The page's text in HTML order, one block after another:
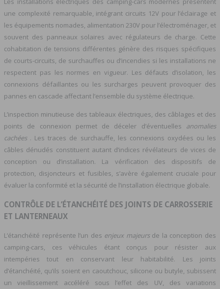
une complexité remarquable, intégrant circuits 12V pour l’éclairage et
les équipements nomades, alimentation 230V pour l’électroménager, et
souvent des panneaux solaires avec régulateurs de charge. Cette
cohabitation de tensions différentes génère des risques spécifiques
de courts-circuits, de surchauffes ou d’incendies si les installations ne
respectent pas les normes en vigueur. Les défauts d’isolation, les
connexions défaillantes ou les surcharges peuvent provoquer des
pannes en cascade affectant l’ensemble du système électrique.
L’inspection minutieuse des tableaux électriques, des câblages et des
points de connexion permet de déceler d’éventuelles anomalies
cachées . Les traces de surchauffe, les connexions oxydées ou les
câbles dénudés constituent autant d’indices révélateurs de vices de
conception ou d’installation. La vérification des dispositifs de
protection, disjoncteurs et fusibles, s’avère également cruciale pour
évaluer la conformité et la sécurité de l’installation électrique globale.
CONTRÔLE DE L’ÉTANCHÉITÉ DES JOINTS DE CARROSSERIE
ET LANTERNEAUX
L’étanchéité représente l’un des enjeux majeurs de la conception des
camping-cars, ces véhicules étant conçus pour résister aux
intempéries tout en conservant leur habitabilité. Les joints
d’étanchéité, qu’ils soient en caoutchouc, silicone ou butyle, subissent
un vieillissement accéléré sous l’effet des UV, des variations